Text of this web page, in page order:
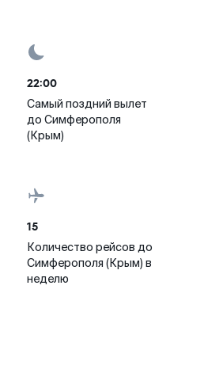
22:00
Самый поздний вылет
до Симферополя
(Крым)
15
Количество рейсов до
Симферополя (Крым) в
неделю